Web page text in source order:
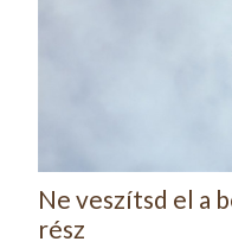
Ne veszítsd el a
rész